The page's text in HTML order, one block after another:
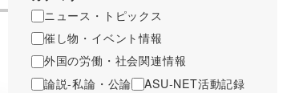
ニュース・トピックス
催し物・イベント情報
外国の労働・社会関連情報
論説-私論・公論
ASU-NET活動記録